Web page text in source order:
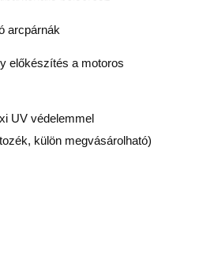
arcpárnák
előkészítés a motoros
UV védelemmel
külön megvásárolható)